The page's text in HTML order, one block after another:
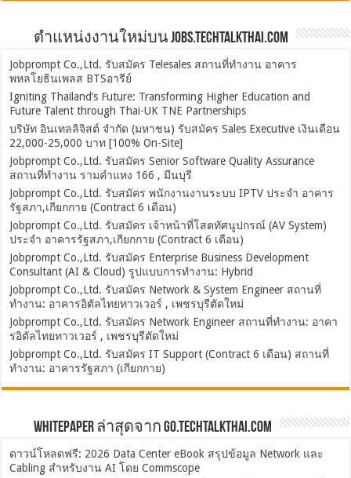
ตำแหน่งงานใหม่บน Jobs.TechTalkThai.com
Jobprompt Co.,Ltd. รับสมัคร Telesales สถานที่ทำงาน อาคาร
พหลโยธินเพลส BTSอารีย์
Igniting Thailand’s Future: Transforming Higher Education and
Future Talent through Thai-UK TNE Partnerships
บริษัท อินเทลลิจิสต์ จำกัด (มหาชน) รับสมัคร Sales Executive เงินเดือน
22,000-25,000 บาท [100% On-Site]
Jobprompt Co.,Ltd. รับสมัคร Senior Software Quality Assurance
สถานที่ทำงาน รามคำแหง 166 , มีนบุรี
Jobprompt Co.,Ltd. รับสมัคร พนักงานงานระบบ IPTV ประจำ อาคาร
รัฐสภา,เกียกกาย (Contract 6 เดือน)
Jobprompt Co.,Ltd. รับสมัคร เจ้าหน้าที่โสตทัศนูปกรณ์ (AV System)
ประจำ อาคารรัฐสภา,เกียกกาย (Contract 6 เดือน)
Jobprompt Co.,Ltd. รับสมัคร Enterprise Business Development
Consultant (AI & Cloud) รูปแบบการทำงาน: Hybrid
Jobprompt Co.,Ltd. รับสมัคร Network & System Engineer สถานที่
ทำงาน: อาคารอิตัลไทยทาวเวอร์ , เพชรบุรีตัดใหม่
Jobprompt Co.,Ltd. รับสมัคร Network Engineer สถานที่ทำงาน: อาคา
รอิตัลไทยทาวเวอร์ , เพชรบุรีตัดใหม่
Jobprompt Co.,Ltd. รับสมัคร IT Support (Contract 6 เดือน) สถานที่
ทำงาน: อาคารรัฐสภา (เกียกกาย)
Whitepaper ล่าสุดจาก Go.TechTalkThai.com
ดาวน์โหลดฟรี: 2026 Data Center eBook สรุปข้อมูล Network และ
Cabling สำหรับงาน AI โดย Commscope